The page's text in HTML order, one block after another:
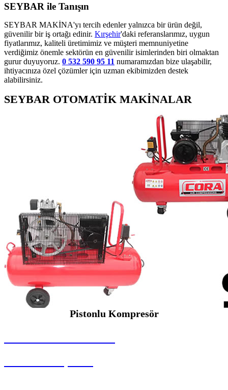
SEYBAR ile Tanışın
SEYBAR MAKİNA'yı tercih edenler yalnızca bir ürün değil,
güvenilir bir iş ortağı edinir. Kırşehir'daki referanslarımız, uygun
fiyatlarımız, kaliteli üretimimiz ve müşteri memnuniyetine
verdiğimiz önemle sektörün en güvenilir isimlerinden biri olmaktan
gurur duyuyoruz. 0 532 590 95 11 numaramızdan bize ulaşabilir,
ihtiyacınıza özel çözümler için uzman ekibimizden destek
alabilirsiniz.
SEYBAR OTOMATİK MAKİNALAR
Pistonlu Kompresör